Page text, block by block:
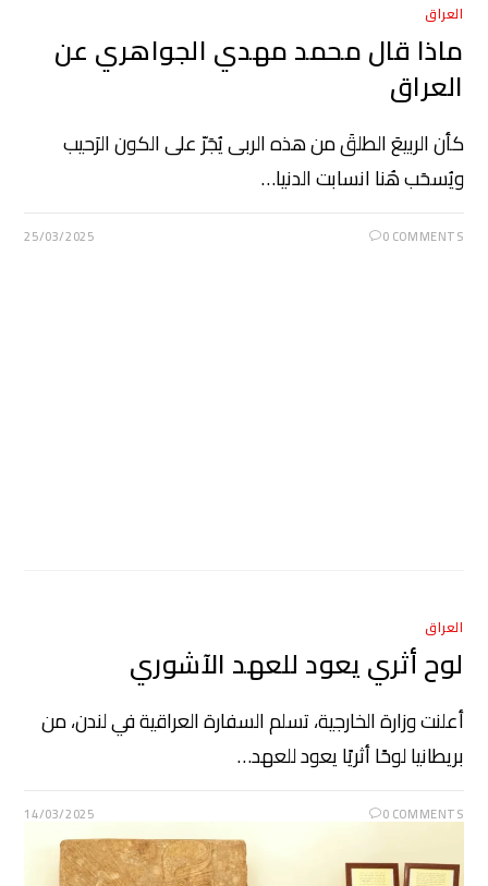
العراق
ماذا قال محمد مهدي الجواهري عن
العراق
كأن الربيعَ الطلقَ من هذه الربى يُجَرّ على الكون الرَحيب
ويُسحَب هُنا انسابت الدنيا…
0 COMMENTS
25/03/2025
العراق
لوح أثري يعود للعهد الآشوري
أعلنت وزارة الخارجية، تسلم السفارة العراقية في لندن، من
بريطانيا لوحًا أثريًا يعود للعهد…
0 COMMENTS
14/03/2025